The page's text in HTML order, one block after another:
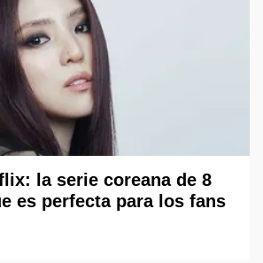
la serie coreana de 8
es perfecta para los fans